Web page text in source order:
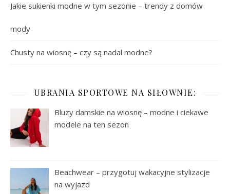
Jakie sukienki modne w tym sezonie – trendy z domów
mody
Chusty na wiosnę – czy są nadal modne?
UBRANIA SPORTOWE NA SIŁOWNIE:
Bluzy damskie na wiosnę – modne i ciekawe
modele na ten sezon
Beachwear – przygotuj wakacyjne stylizacje
na wyjazd